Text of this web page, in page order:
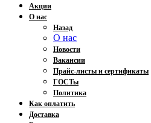
Акции
О нас
Назад
О нас
Новости
Вакансии
Прайс-листы и сертификаты
ГОСТы
Политика
Как оплатить
Доставка